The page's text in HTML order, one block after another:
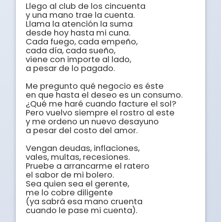
Llego al club de los cincuenta
y una mano trae la cuenta.
Llama la atención la suma
desde hoy hasta mi cuna.
Cada fuego, cada empeño,
cada día, cada sueño,
viene con importe al lado,
a pesar de lo pagado.
Me pregunto qué negocio es éste
en que hasta el deseo es un consumo.
¿Qué me haré cuando facture el sol?
Pero vuelvo siempre el rostro al este
y me ordeno un nuevo desayuno
a pesar del costo del amor.
Vengan deudas, inflaciones,
vales, multas, recesiones.
Pruebe a arrancarme el ratero
el sabor de mi bolero.
Sea quien sea el gerente,
me lo cobre diligente
(ya sabrá esa mano cruenta
cuando le pase mi cuenta).